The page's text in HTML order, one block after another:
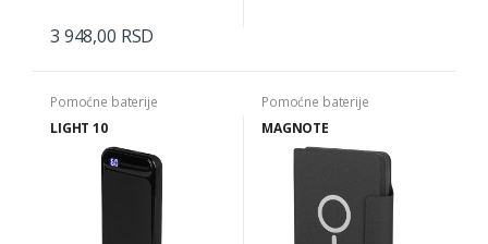
3 948,00 RSD
Pomoćne baterije
LIGHT 10
Pomoćne baterije
MAGNOTE